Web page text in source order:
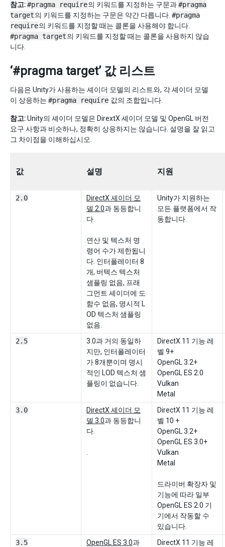
참고:#pragma require의 키워드를 지정하는 구문과#pragma
target의 키워드를 지정하는 구문은 약간 다릅니다. #pragma
require의 키워드를 지정할 때는 콜론을 사용해야 합니다.
#pragma target의 키워드를 지정할 때는 콜론을 사용하지 않습
니다.
‘#pragma target’ 값 리스트
다음은 Unity가 사용하는 셰이더 모델의 리스트와, 각 셰이더 모델
이 상응하는 #pragma require 값의 조합입니다.
참고:Unity의 셰이더 모델은 DirextX 셰이더 모델 및 OpenGL 버전
요구 사항과 비슷하나, 정확히 상응하지는 않습니다. 설명을 잘 읽고
그 차이점을 이해하십시오.
값 설명 지원
2.0
DirectX 셰이더 모
델 2.0과 동등합니
다.
연산 및 텍스처 명
령어 수가 제한됩니
다. 인터폴레이터 8
개, 버텍스 텍스처
샘플링 없음, 프래
그먼트 셰이더에 도
함수 없음, 명시적 L
OD 텍스처 샘플링
없음.
Unity가 지원하는
모든 플랫폼에서 작
동합니다.
2.5
3.0과 거의 동일하
지만, 인터폴레이터
가 8개뿐이며 명시
적인 LOD 텍스처 샘
플링이 없습니다.
DirectX 11 기능 레
벨 9+
OpenGL 3.2+
OpenGL ES 2.0
Vulkan
Metal
3.0
DirectX 셰이더 모
델 3.0과 동등합니
다.
DirectX 11 기능 레
벨 10 +
OpenGL 3.2+
OpenGL ES 3.0+
Vulkan
Metal
드라이버 확장자 및
기능에 따라 일부
OpenGL ES 2.0 기
기에서 작동할 수
있습니다.
3.5
OpenGL ES 3.0과 DirectX 11 기능 레